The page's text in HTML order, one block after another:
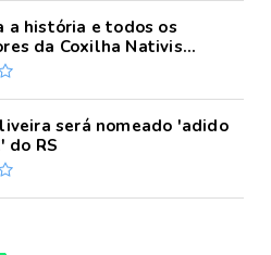
a história e todos os
da Coxilha Nativis...
será nomeado 'adido
do RS